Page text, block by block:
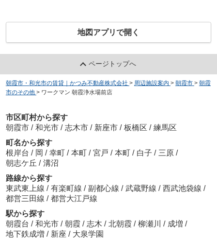
地図アプリで開く
ページトップへ
朝霞市・和光市の賃貸｜かつみ不動産株式会社 > 周辺施設案内 > 朝霞市 > 朝霞
市のその他 > ワークマン 朝霞浄水場前店
市区町村から探す
朝霞市 / 和光市 / 志木市 / 新座市 / 板橋区 / 練馬区
町名から探す
根岸台 / 岡 / 幸町 / 本町 / 宮戸 / 本町 / 白子 / 三原 /
朝志ケ丘 / 溝沼
路線から探す
東武東上線 / 有楽町線 / 副都心線 / 武蔵野線 / 西武池袋線 /
都営三田線 / 都営大江戸線
駅から探す
朝霞台 / 和光市 / 朝霞 / 志木 / 北朝霞 / 柳瀬川 / 成増 /
地下鉄成増 / 新座 / 大泉学園